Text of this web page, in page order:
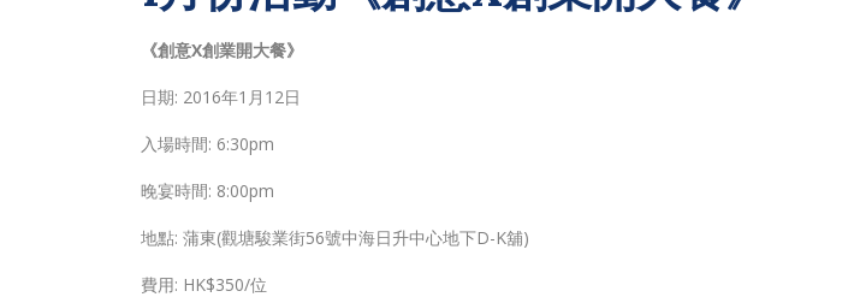
《創意X創業開大餐》
日期: 2016年1月12日
入場時間: 6:30pm
晚宴時間: 8:00pm
地點: 蒲東(觀塘駿業街56號中海日升中心地下D-K舖)
費用: HK$350/位